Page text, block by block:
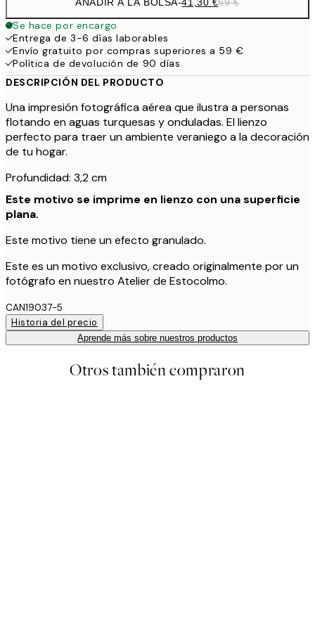
Se hace por encargo
Entrega de 3-6 días laborables
Envío gratuito por compras superiores a 59 €
Política de devolución de 90 días
DESCRIPCIÓN DEL PRODUCTO
Una impresión fotográfica aérea que ilustra a personas
flotando en aguas turquesas y onduladas. El lienzo
perfecto para traer un ambiente veraniego a la decoración
de tu hogar.
Profundidad: 3,2 cm
Este motivo se imprime en lienzo con una superficie
plana.
Este motivo tiene un efecto granulado.
Este es un motivo exclusivo, creado originalmente por un
fotógrafo en nuestro Atelier de Estocolmo.
CAN19037-5
Historia del precio
Aprende más sobre nuestros productos
Otros también compraron